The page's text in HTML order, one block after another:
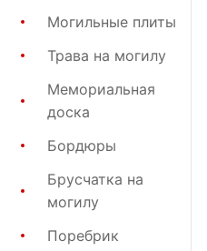
Могильные плиты
Трава на могилу
Мемориальная
доска
Бордюры
Брусчатка на
могилу
Поребрик